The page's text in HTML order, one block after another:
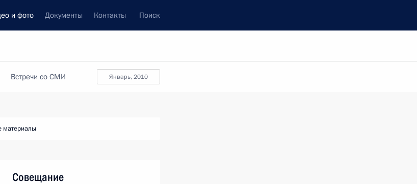
и фото Документы Контакты Поиск
январь, 2010
Встречи со СМИ
материалы
Совещание